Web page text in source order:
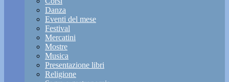
Danza
Eventi del mese
Festival
Mercatini
Mostre
Musica
Presentazione libri
Religione